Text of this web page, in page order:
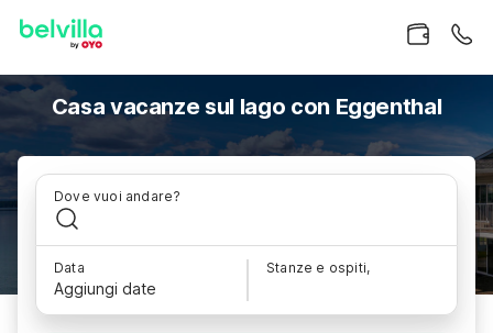
Casa vacanze sul lago con Eggenthal
Dove vuoi andare?
Data
Aggiungi date
Stanze e ospiti,